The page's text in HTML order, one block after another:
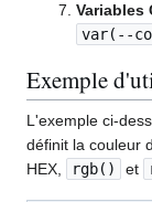
Variables
var(--
Exemple
L'exemple ci-
définit la couleur
HEX,
rgb() et